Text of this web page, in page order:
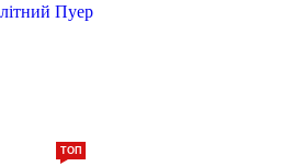
Пуер
ТОП